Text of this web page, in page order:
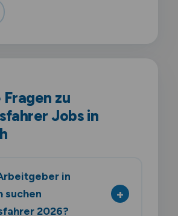
zu
Jobs in
in
suchen
2026?